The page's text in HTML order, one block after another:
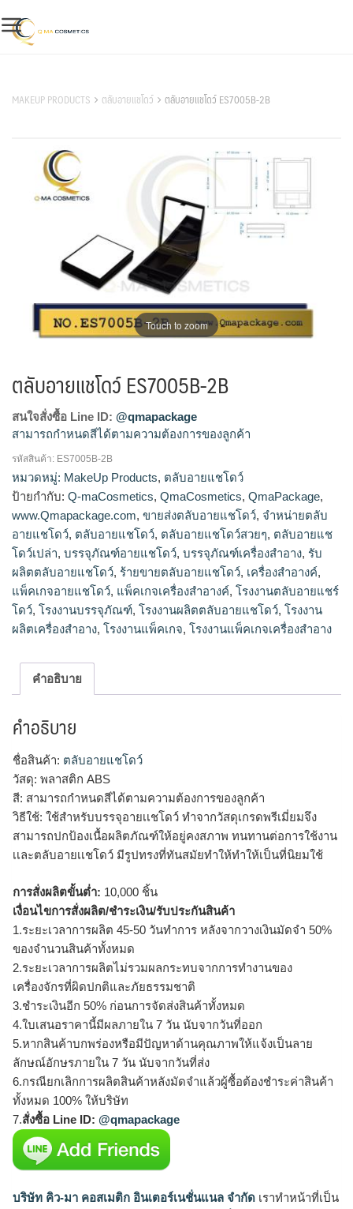
to
content
MAKEUP PRODUCTS ตลับอายแชโดว์ ตลับอายแชโดว์ ES7005B-2B
Touch to zoom
ตลับอายแชโดว์ ES7005B-2B
สนใจสั่งซื้อ Line ID: @qmapackage
สามารถกำหนดสีได้ตามความต้องการของลูกค้า
โรงงานผลิตตลับอายแชโดว์,รับผลิตตลับอายแชโดว์,ขายส่งตลับ
อายแชโดว์,จำหน่ายตลับอายแชโดว์,ร้ายขายตลับอายแช
โดว์,ตลับอายแชโดว์สวยๆ,ตลับอายแชโดว์เปล่า
รหัสสินค้า: ES7005B-2B
หมวดหมู่: MakeUp Products, ตลับอายแชโดว์
ป้ายกำกับ: Q-maCosmetics, QmaCosmetics, QmaPackage,
www.Qmapackage.com, ขายส่งตลับอายแชโดว์, จำหน่ายตลับ
อายแชโดว์, ตลับอายแชโดว์, ตลับอายแชโดว์สวยๆ, ตลับอายแช
โดว์เปล่า, บรรจุภัณฑ์อายแชโดว์, บรรจุภัณฑ์เครื่องสำอาง, รับ
ผลิตตลับอายแชโดว์, ร้ายขายตลับอายแชโดว์, เครื่องสำอางค์,
แพ็คเกจอายแชโดว์, แพ็คเกจเครื่องสำอางค์, โรงงานตลับอายแชร์
โดว์, โรงงานบรรจุภัณฑ์, โรงงานผลิตตลับอายแชโดว์, โรงงาน
ผลิตเครื่องสำอาง, โรงงานแพ็คเกจ, โรงงานแพ็คเกจเครื่องสำอาง
คำอธิบาย
คำอธิบาย
ชื่อสินค้า: ตลับอายแชโดว์
วัสดุ: พลาสติก ABS
สี: สามารถกำหนดสีได้ตามความต้องการของลูกค้า
วิธีใช้: ใช้สำหรับบรรจุอายเเชโดว์ ทำจากวัสดุเกรดพรีเมี่ยมจึง
สามารถปกป้องเนื้อผลิตภัณฑ์ให้อยู่คงสภาพ ทนทานต่อการใช้งาน
เเละตลับอายเเชโดว์ มีรูปทรงที่ทันสมัยทำให้ทำให้เป็นที่นิยมใช้
การสั่งผลิตขั้นต่ำ: 10,000 ชิ้น
เงื่อนไขการสั่งผลิต/ชำระเงิน/รับประกันสินค้า
1.ระยะเวลาการผลิต 45-50 วันทำการ หลังจากวางเงินมัดจำ 50%
ของจำนวนสินค้าทั้งหมด
2.ระยะเวลาการผลิตไม่รวมผลกระทบจากการทำงานของ
เครื่องจักรที่ผิดปกติและภัยธรรมชาติ
3.ชำระเงินอีก 50% ก่อนการจัดส่งสินค้าทั้งหมด
4.ใบเสนอราคานี้มีผลภายใน 7 วัน นับจากวันที่ออก
5.หากสินค้าบกพร่องหรือมีปัญหาด้านคุณภาพให้แจ้งเป็นลาย
ลักษณ์อักษรภายใน 7 วัน นับจากวันที่ส่ง
6.กรณียกเลิกการผลิตสินค้าหลังมัดจำแล้วผู้ซื้อต้องชำระค่าสินค้า
ทั้งหมด 100% ให้บริษัท
7.สั่งซื้อ Line ID: @qmapackage
บริษัท คิว-มา คอสเมติก อินเตอร์เนชั่นแนล จำกัด เราทำหน้าที่เป็น